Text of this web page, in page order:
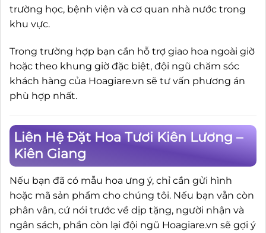
trường học, bệnh viện và cơ quan nhà nước trong
khu vực.
Trong trường hợp bạn cần hỗ trợ giao hoa ngoài giờ
hoặc theo khung giờ đặc biệt, đội ngũ chăm sóc
khách hàng của Hoagiare.vn sẽ tư vấn phương án
phù hợp nhất.
Liên Hệ Đặt Hoa Tươi Kiên Lương –
Kiên Giang
Nếu bạn đã có mẫu hoa ưng ý, chỉ cần gửi hình
hoặc mã sản phẩm cho chúng tôi. Nếu bạn vẫn còn
phân vân, cứ nói trước về dịp tặng, người nhận và
ngân sách, phần còn lại đội ngũ Hoagiare.vn sẽ gợi ý